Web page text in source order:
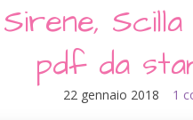
pdf da
22 gennaio 2018 1